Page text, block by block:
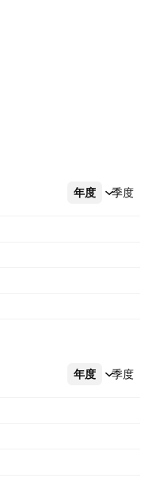
年度 季度
更多
年度 季度
更多